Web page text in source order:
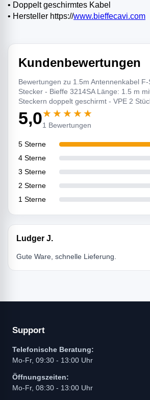
• Doppelt geschirmtes Kabel
• Hersteller https://www.bieffecavi.com
Kundenbewertungen
Bewertungen zu 1.5m Antennenkabel
Stecker - Bieffe 3214SA Länge: 1.5 m
Steckern doppelt geschirmt - VPE 2
5,0★★★★★
1 Bewertungen
5 Sterne
4 Sterne
3 Sterne
2 Sterne
1 Sterne
Ludger J.
Gute Ware, schnelle Lieferung.
Support
Telefonische Beratung:
Mo-Fr, 09:30 - 13:00 Uhr
Öffnungszeiten:
Mo-Fr, 08:30 - 13:00 Uhr